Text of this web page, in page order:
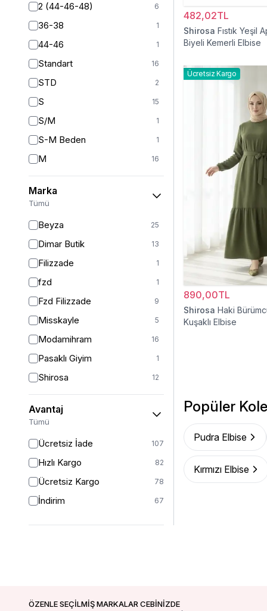
2 (44-46-48) 6
36-38 1
44-46 1
Standart 16
STD 2
S 15
S/M 1
S-M Beden 1
M 16
L 11
L-XL Beden 1
42/44
42-44
44 20
46 16
48 14
52 13
Marka
Tümü
Beyza 25
Dimar Butik 13
Filizzade 1
fzd 1
Fzd Filizzade 9
Misskayle 5
Modamihram 16
Pasaklı Giyim 1
Shirosa 12
Tuncay 8
Westbound 16
Avantaj
Tümü
Ücretsiz İade 107
Hızlı Kargo 82
Ücretsiz Kargo 78
İndirim 67
482,02TL
Shirosa Fıstık Yeşil
Biyeli Kemerli Elbise
Ücretsiz Kargo
890,00TL
Shirosa Haki
Kuşaklı Elbise
Popüler
Pudra Elbise
Kırmızı Elbise
ÖZENLE SEÇİLMİŞ MARKALAR CEBİNİZDE